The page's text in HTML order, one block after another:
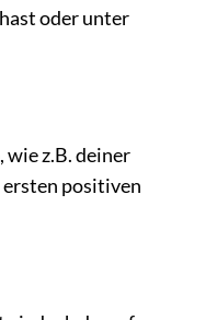
oder unter
z.B. deiner
ersten positiven